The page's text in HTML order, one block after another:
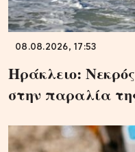
08.08.2026, 17:53
Ηράκλειο:
στην παραλία